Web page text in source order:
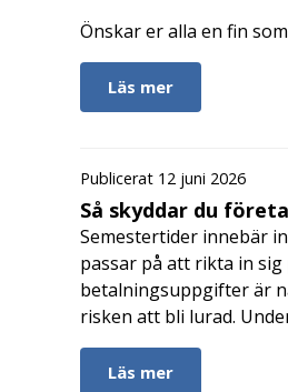
Önskar er alla en fin
Läs mer
Publicerat 12 juni 2026
Så skyddar du
Semestertider innebär
passar på att rikta in
betalningsuppgifter är
risken att bli lurad.
Läs mer